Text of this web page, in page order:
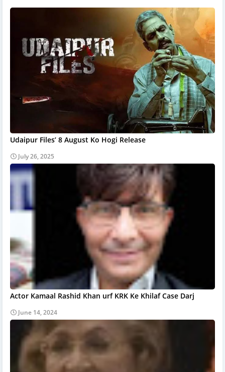
Udaipur Files’ 8 August Ko Hogi Release
July 26, 2025
Actor Kamaal Rashid Khan urf KRK Ke Khilaf Case Darj
June 14, 2024